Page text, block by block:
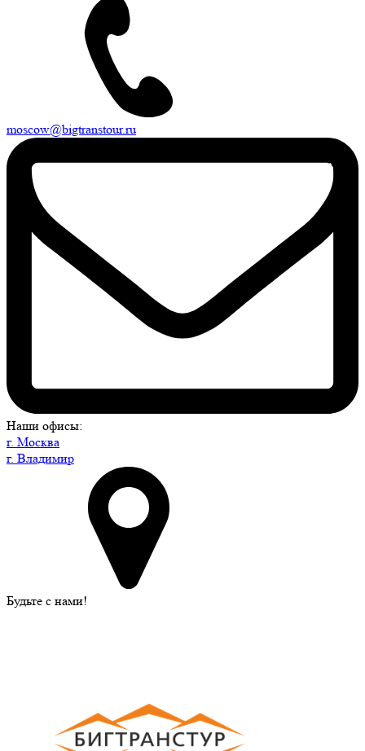
moscow@bigtranstour.ru
Наши офисы:
г. Москва
г. Владимир
Будьте с нами!